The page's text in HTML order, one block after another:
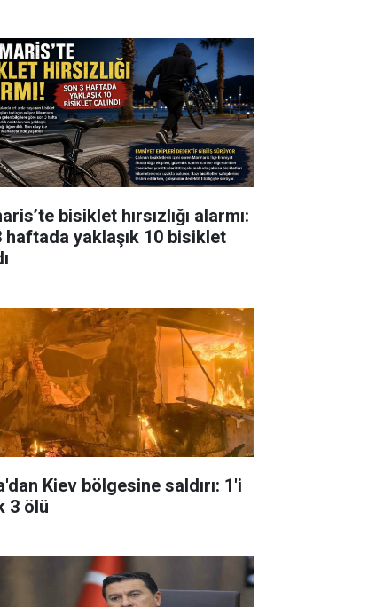
bisiklet hırsızlığı alarmı:
haftada yaklaşık 10 bisiklet
Kiev bölgesine saldırı: 1'i
3 ölü